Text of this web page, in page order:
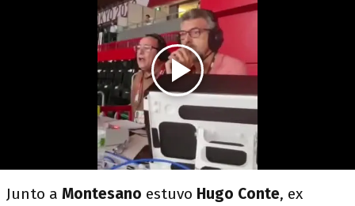
Junto a Montesano estuvo Hugo Conte, ex